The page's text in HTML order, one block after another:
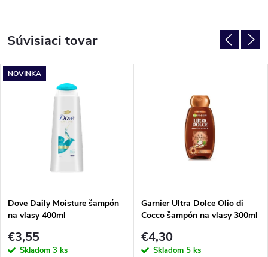
Súvisiaci tovar
NOVINKA
Dove Daily Moisture šampón
na vlasy 400ml
€3,55
Skladom 3 ks
Garnier Ultra Dolce Olio di
Cocco šampón na vlasy 300ml
€4,30
Skladom 5 ks